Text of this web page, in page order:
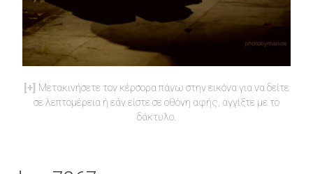
Μετακινήσετε τον κέρσορα πάνω στην εικόνα για να δείτε
σε λεπτομέρεια ή εάν είστε σε οθόνη αφής, αγγίξτε με το
δάκτυλο.